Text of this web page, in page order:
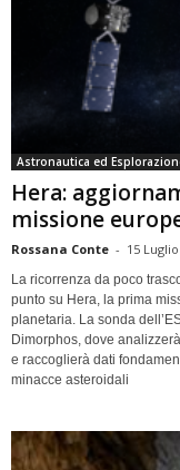
Astronautica ed
Hera:
missione
Rossana Conte - 15
La ricorrenza da poco
punto su Hera, la prima
planetaria. La sonda
Dimorphos, dove
e raccoglierà dati
minacce asteroidali